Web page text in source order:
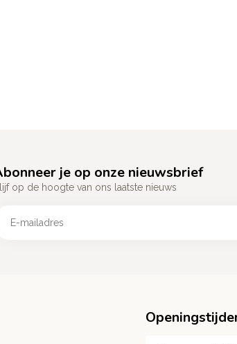
je op onze nieuwsbrief
op de hoogte van ons laatste nieuws